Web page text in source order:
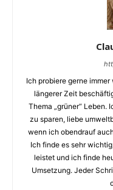
Ich probiere gerne
längerer Zeit
Thema „grüner“ Leben.
zu sparen, liebe
wenn ich obendrauf
Ich finde es sehr
leistet und ich finde
Umsetzung. Jeder